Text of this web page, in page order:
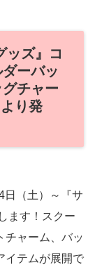
ッズ』コ
ーバッ
チャー
り発
日（土）～『サ
ます！スクー
チャーム、バッ
イテムが展開で